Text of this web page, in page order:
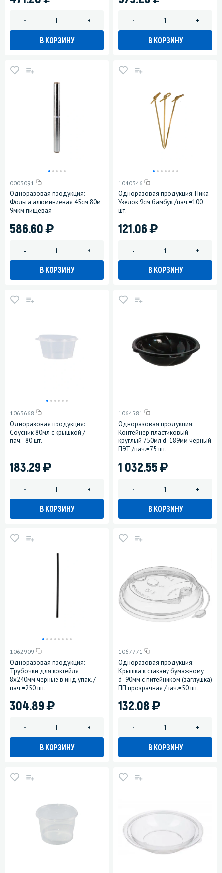
- +
В КОРЗИНУ
- +
В КОРЗИНУ
0003091
Одноразовая продукция:
Фольга алюминиевая 45см 80м
9мкм пищевая
586.60)
- +
В КОРЗИНУ
1040346
Одноразовая продукция: Пика
Узелок 9см бамбук /пач.=100
шт.
121.06)
- +
В КОРЗИНУ
1063668
Одноразовая продукция:
Соусник 80мл с крышкой /
пач.=80 шт.
183.29)
- +
В КОРЗИНУ
1064581
Одноразовая продукция:
Контейнер пластиковый
круглый 750мл d=189мм черный
ПЭТ /пач.=75 шт.
1 032.55)
- +
В КОРЗИНУ
1062909
Одноразовая продукция:
Трубочки для коктейля
8х240мм черные в инд.упак. /
пач.=250 шт.
304.89)
- +
В КОРЗИНУ
1067771
Одноразовая продукция:
Крышка к стакану бумажному
d=90мм с питейником (заглушка)
ПП прозрачная /пач.=50 шт.
132.08)
- +
В КОРЗИНУ